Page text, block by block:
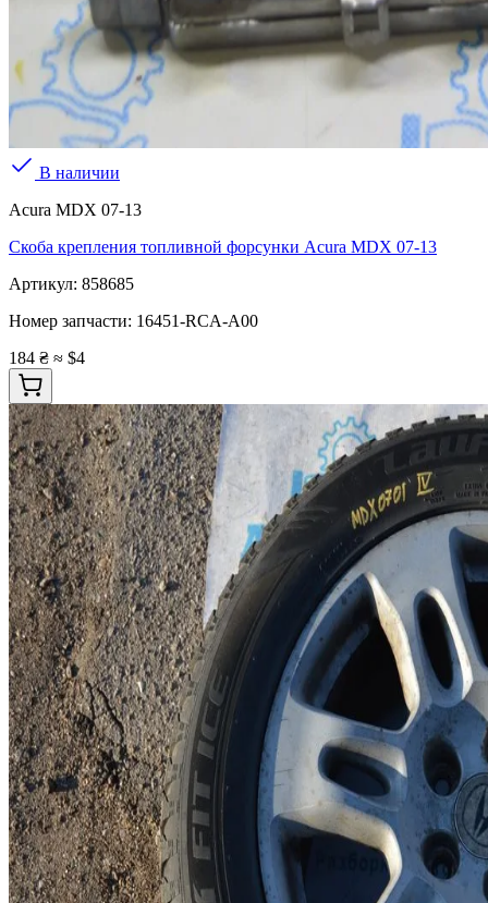
В наличии
Acura MDX 07-13
Скоба крепления топливной форсунки Acura MDX 07-13
Артикул: 858685
Номер запчасти: 16451-RCA-A00
184 ₴ ≈ $4